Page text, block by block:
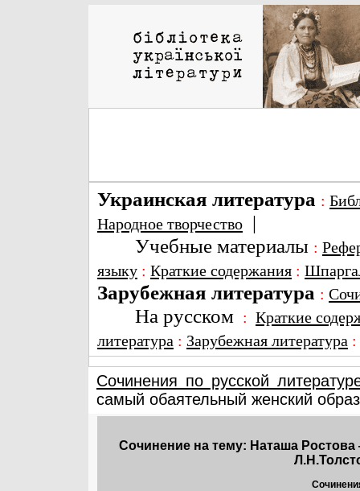
Украинская литература :
Народное творчество |
Учебные материалы :
языку : Краткие содержания :
Зарубежная литература :
На русском : Краткие
литература : Зарубежная литература
Сочинения по русской
самый обаятельный женский
Сочинение на тему: Наташа